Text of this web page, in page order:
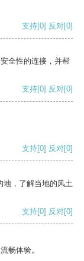
支持[0] 反对[0]
全性的连接，并帮
支持[0] 反对[0]
支持[0] 反对[0]
地，了解当地的风土
支持[0] 反对[0]
畅体验。